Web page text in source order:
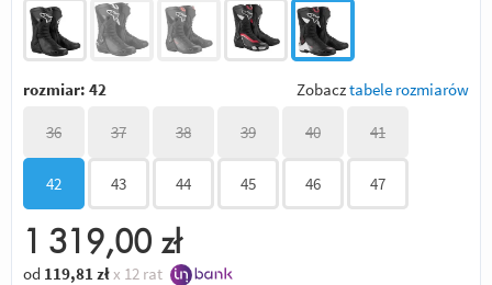
rozmiar: 42 Zobacztabele rozmiarów
36 37 38 39 40 41
42 43 44 45 46 47
1 319,00 zł
od 119,81 zł x 12 rat